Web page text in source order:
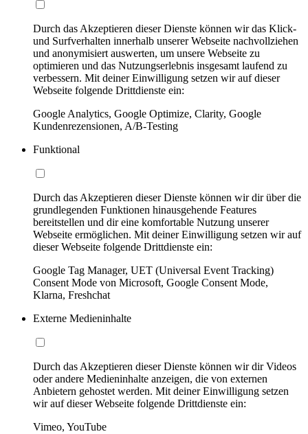
Durch das Akzeptieren dieser Dienste können wir das Klick-
und Surfverhalten innerhalb unserer Webseite nachvollziehen
und anonymisiert auswerten, um unsere Webseite zu
optimieren und das Nutzungserlebnis insgesamt laufend zu
verbessern. Mit deiner Einwilligung setzen wir auf dieser
Webseite folgende Drittdienste ein:
Google Analytics, Google Optimize, Clarity, Google
Kundenrezensionen, A/B-Testing
Funktional
Durch das Akzeptieren dieser Dienste können wir dir über die
grundlegenden Funktionen hinausgehende Features
bereitstellen und dir eine komfortable Nutzung unserer
Webseite ermöglichen. Mit deiner Einwilligung setzen wir auf
dieser Webseite folgende Drittdienste ein:
Google Tag Manager, UET (Universal Event Tracking)
Consent Mode von Microsoft, Google Consent Mode,
Klarna, Freshchat
Externe Medieninhalte
Durch das Akzeptieren dieser Dienste können wir dir Videos
oder andere Medieninhalte anzeigen, die von externen
Anbietern gehostet werden. Mit deiner Einwilligung setzen
wir auf dieser Webseite folgende Drittdienste ein:
Vimeo, YouTube